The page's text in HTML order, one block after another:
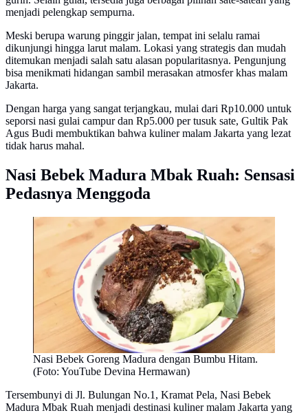
menjadi pelengkap sempurna.
Meski berupa warung pinggir jalan, tempat ini selalu ramai
dikunjungi hingga larut malam. Lokasi yang strategis dan mudah
ditemukan menjadi salah satu alasan popularitasnya. Pengunjung
bisa menikmati hidangan sambil merasakan atmosfer khas malam
Jakarta.
Dengan harga yang sangat terjangkau, mulai dari Rp10.000 untuk
seporsi nasi gulai campur dan Rp5.000 per tusuk sate, Gultik Pak
Agus Budi membuktikan bahwa kuliner malam Jakarta yang lezat
tidak harus mahal.
Nasi Bebek Madura Mbak Ruah: Sensasi
Pedasnya Menggoda
Nasi Bebek Goreng Madura dengan Bumbu Hitam.
(Foto: YouTube Devina Hermawan)
Tersembunyi di Jl. Bulungan No.1, Kramat Pela, Nasi Bebek
Madura Mbak Ruah menjadi destinasi kuliner malam Jakarta yang